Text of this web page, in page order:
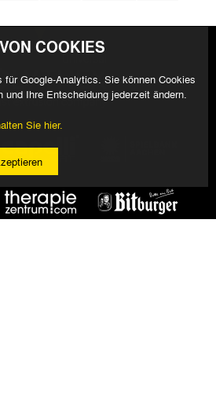
COOKIES
Google-Analytics. Sie können Cookies
und Ihre Entscheidung jederzeit ändern.
Sie hier.